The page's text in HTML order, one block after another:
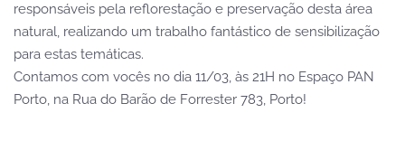
responsáveis pela reflorestação e preservação desta área
natural, realizando um trabalho fantástico de sensibilização
para estas temáticas.
Contamos com vocês no dia 11/03, às 21H no Espaço PAN
Porto, na Rua do Barão de Forrester 783, Porto!